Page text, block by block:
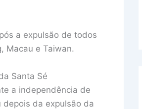
a expulsão de todos
Macau e Taiwan.
Santa Sé
a independência de
da expulsão da